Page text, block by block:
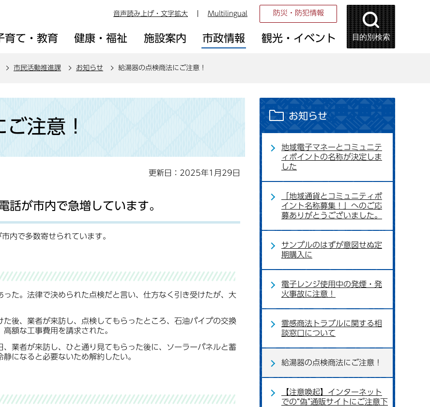
音声読み上げ・文字拡大 Multilingual 防災・防犯情報
育て・教育 健康・福祉 施設案内 市政情報 観光・イベント 目的別検索
市民活動推進課 お知らせ 給湯器の点検商法にご注意！
注意！
更新日：2025年1月29日
話が市内で急増しています。
内で多数寄せられています。
た。法律で決められた点検だと言い、仕方なく引き受けたが、大
後、業者が来訪し、点検してもらったところ、石油パイプの交換
額な工事費用を請求された。
業者が来訪し、ひと通り見てもらった後に、ソーラーパネルと蓄
になると必要ないため解約したい。
お知らせ
地域電子マネーとコミュニテ
ィポイントの名称が決定しま
した
「地域通貨とコミュニティポ
イント名称募集！」へのご応
募ありがとうございました。
サンプルのはずが意図せぬ定
期購入に
電子レンジ使用中の発煙・発
火事故に注意！
霊感商法トラブルに関する相
談窓口について
給湯器の点検商法にご注意！
【注意喚起】インターネット
での“偽”通販サイトにご注意下